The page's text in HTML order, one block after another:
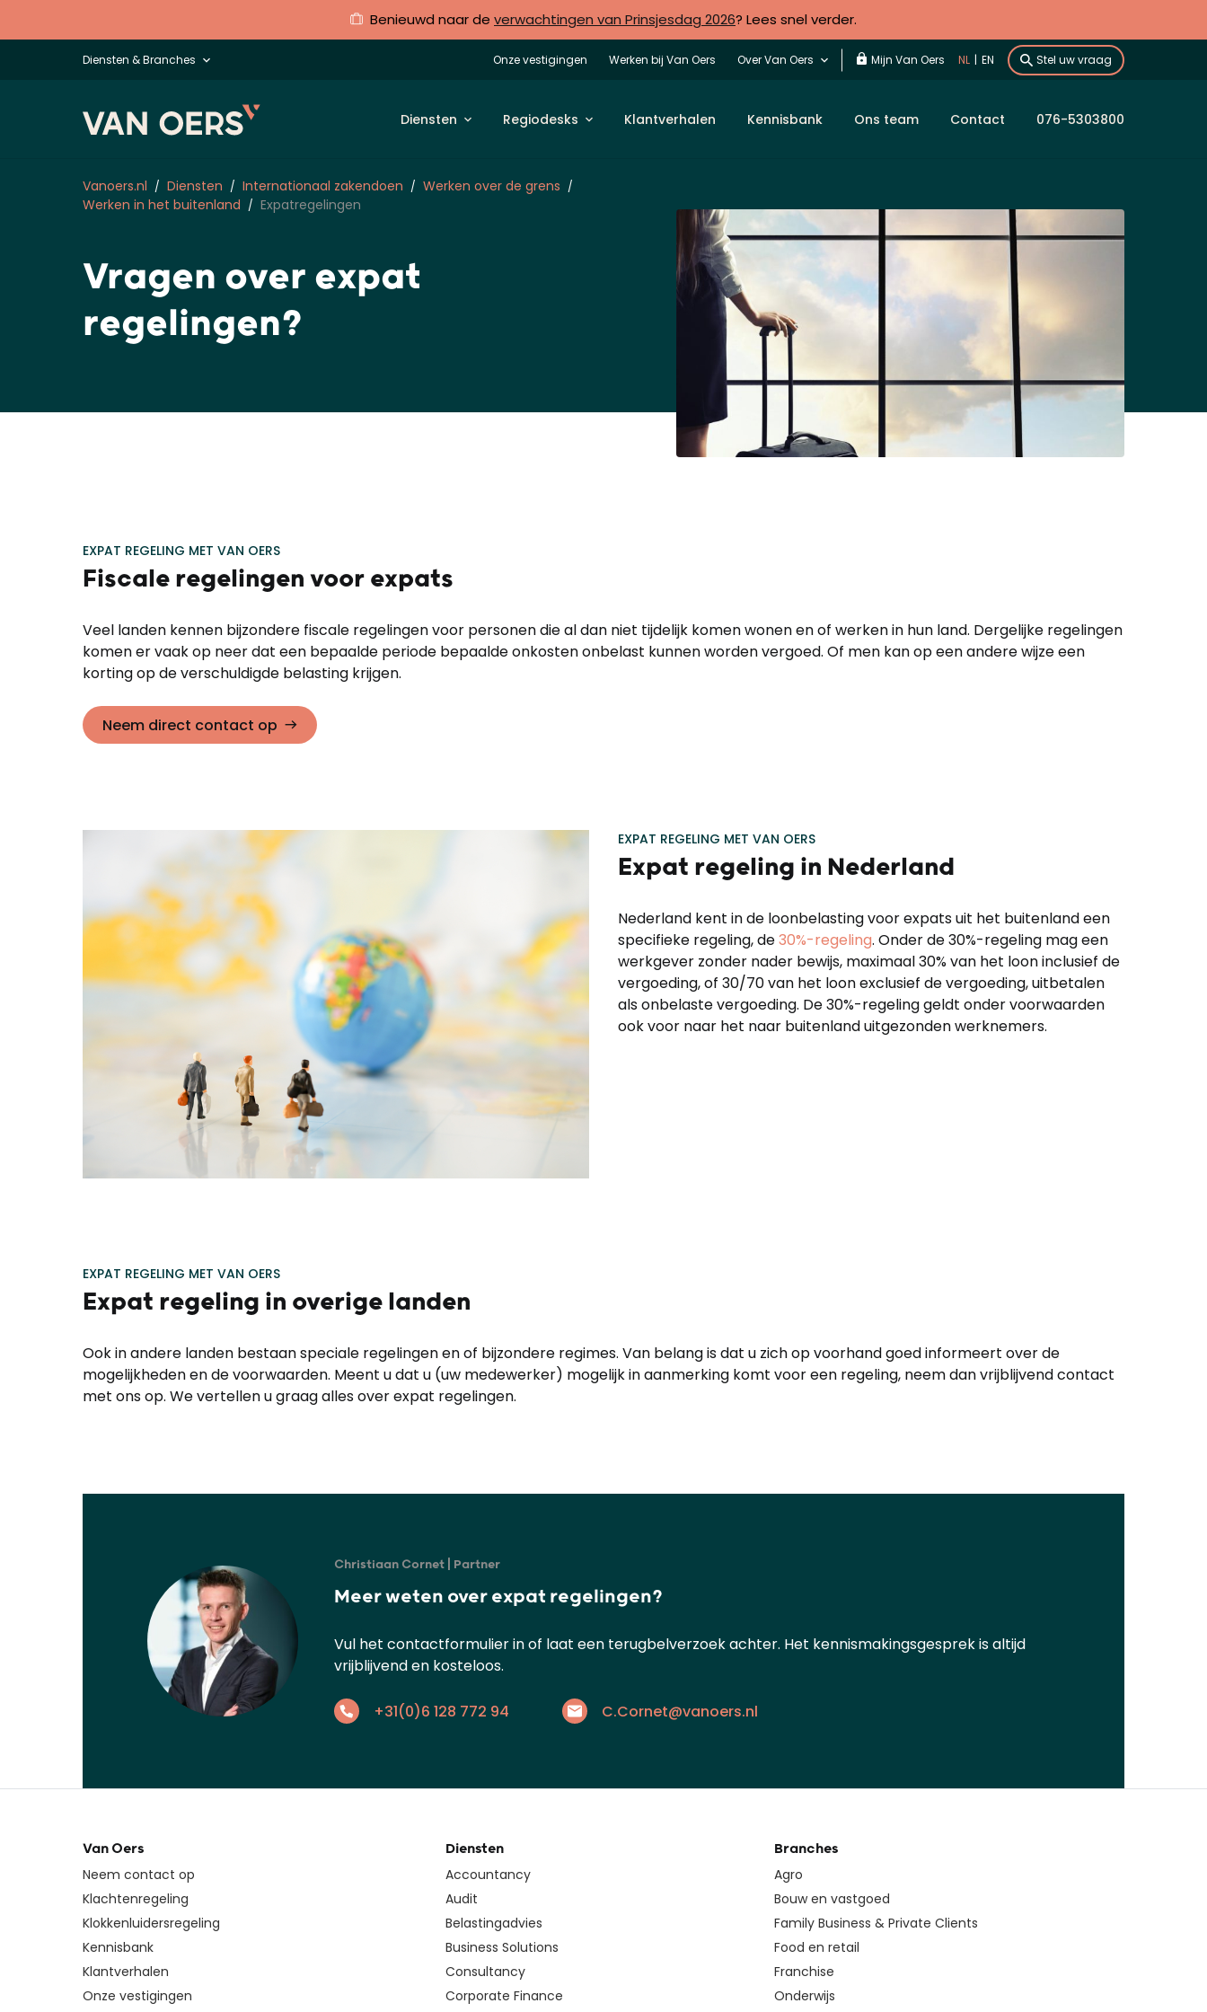
Benieuwd naar de verwachtingen van Prinsjesdag 2026? Lees snel verder.
Diensten & Branches Onze vestigingen Werken bij Van Oers Over Van Oers Mijn Van Oers NL | EN Stel uw vraag
Diensten Regiodesks Klantverhalen Kennisbank Ons team Contact 076-5303800
Vanoers.nl Diensten Internationaal zakendoen
Werken over de grens
Werken in het buitenland
Expatregelingen
Vragen over expat
regelingen?
EXPAT REGELING MET VAN OERS
Fiscale regelingen voor expats
Veel landen kennen bijzondere fiscale regelingen voor personen die al dan niet tijdelijk komen wonen en of werken in hun land. Dergelijke regelingen
komen er vaak op neer dat een bepaalde periode bepaalde onkosten onbelast kunnen worden vergoed. Of men kan op een andere wijze een
korting op de verschuldigde belasting krijgen.
Neem direct contact op
EXPAT REGELING MET VAN OERS
Expat regeling in Nederland
Nederland kent in de loonbelasting voor expats uit het buitenland een
specifieke regeling, de30%-regeling. Onder de 30%-regeling mag een
werkgever zonder nader bewijs, maximaal 30% van het loon inclusief de
vergoeding, of 30/70 van het loon exclusief de vergoeding, uitbetalen
als onbelaste vergoeding. De 30%-regeling geldt onder voorwaarden
ook voor naar het naar buitenland uitgezonden werknemers.
EXPAT REGELING MET VAN OERS
Expat regeling in overige landen
Ook in andere landen bestaan speciale regelingen en of bijzondere regimes. Van belang is dat u zich op voorhand goed informeert over de
mogelijkheden en de voorwaarden. Meent u dat u (uw medewerker) mogelijk in aanmerking komt voor een regeling, neem dan vrijblijvend contact
met ons op. We vertellen u graag alles over expat regelingen.
Christiaan Cornet | Partner
Meer weten over expat regelingen?
Vul het contactformulier in of laat een terugbelverzoek achter. Het kennismakingsgesprek is altijd
vrijblijvend en kosteloos.
+31(0)6 128 772 94 C.Cornet@vanoers.nl
Van Oers
Neem contact op
Klachtenregeling
Klokkenluidersregeling
Kennisbank
Klantverhalen
Onze vestigingen
Diensten
Accountancy
Audit
Belastingadvies
Business Solutions
Consultancy
Corporate Finance
Branches
Agro
Bouw en vastgoed
Family Business & Private Clients
Food en retail
Franchise
Onderwijs